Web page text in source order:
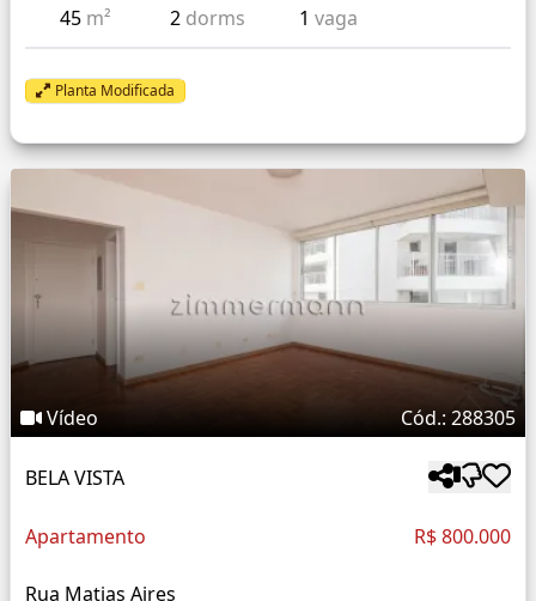
45 m² 2 dorms 1vaga
Planta Modificada
Vídeo Cód.: 288305
BELA VISTA
Apartamento R$ 800.000
Rua Matias Aires